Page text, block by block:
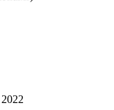
2022